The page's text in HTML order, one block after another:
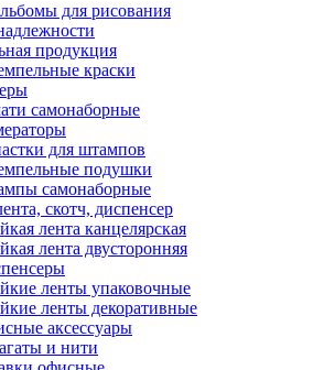
для рисования
продукция
краски
самонаборные
для штампов
подушки
самонаборные
скотч, диспенсер
лента канцелярская
лента двусторонняя
ленты упаковочные
ленты декоративные
аксессуары
и нити